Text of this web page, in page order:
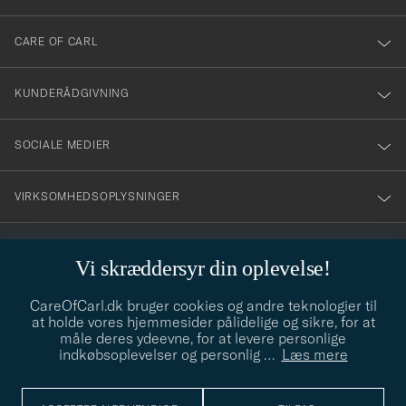
Vi skræddersyr din oplevelse!
CareOfCarl.dk bruger cookies og andre teknologier til
at holde vores hjemmesider pålidelige og sikre, for at
måle deres ydeevne, for at levere personlige
indkøbsoplevelser og personlig … Læs mere
dig
till
vårt
nyhetsbrev!
CARE OF CARL
KUNDERÅDGIVNING
SOCIALE MEDIER
VIRKSOMHEDSOPLYSNINGER
info@careofcarl.dk
Behøver du hjælp til at finde din stil? Lad os hjælpe dig, vi hjælper
gerne til!
STILRÅD